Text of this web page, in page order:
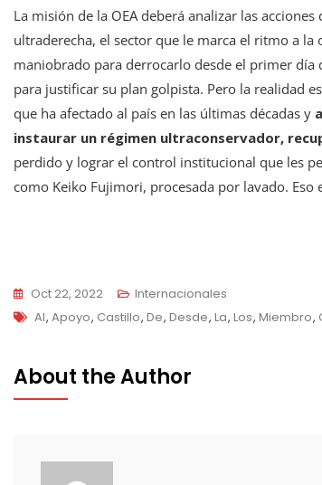
La misión de la OEA deberá analizar las
ultraderecha, el sector que le marca el ritmo a
maniobrado para derrocarlo desde el primer día
para justificar su plan golpista. Pero la realidad
que ha afectado al país en las últimas décadas y
instaurar un régimen ultraconservador,
perdido y lograr el control institucional que les
como Keiko Fujimori, procesada por lavado. Eso
Oct 22, 2022
Internacionales
Tags
Al, Apoyo, Castillo, De, Desde, La, Los, Miembro,
About the Author